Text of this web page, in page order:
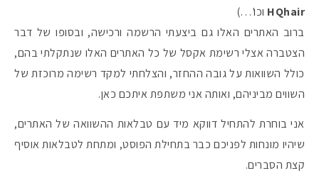
HQhair וכו'…)
ברוב האתרים האלו גם ביצעתי הרשמה ורכישה, ובסופו של דבר
הצטברה אצלי רשימת אקסל של כל האתרים האלו שנתקלתי בהם,
כולל השוואות על גובה ההחזר, והצלחתי למקד רשימה מרוכזת של
השווים מביניהם, ואותה אני משתפת איתכם כאן.
אני בוחרת להתחיל דווקא מיד עם טבלאות ההשוואה של האתרים,
שיהיו מונחות לפניכם כבר בתחילת הפוסט, ומתחת לטבלאות אוסיף
קצת הסברים.